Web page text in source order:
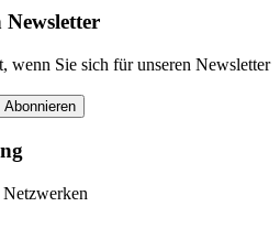
Newsletter
wenn Sie sich für unseren Newsletter
Abonnieren